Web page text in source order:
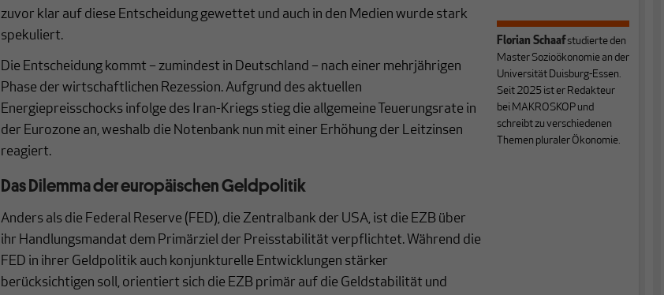
zuvor klar auf diese Entscheidung gewettet und auch in den Medien wurde stark
spekuliert.
Die Entscheidung kommt – zumindest in Deutschland – nach einer mehrjährigen
Phase der wirtschaftlichen Rezession. Aufgrund des aktuellen
Energiepreisschocks infolge des Iran-Kriegs stieg die allgemeine Teuerungsrate in
der Eurozone an, weshalb die Notenbank nun mit einer Erhöhung der Leitzinsen
reagiert.
Das Dilemma der europäischen Geldpolitik
Anders als die Federal Reserve (FED), die Zentralbank der USA, ist die EZB über
ihr Handlungsmandat dem Primärziel der Preisstabilität verpflichtet. Während die
FED in ihrer Geldpolitik auch konjunkturelle Entwicklungen stärker
berücksichtigen soll, orientiert sich die EZB primär auf die Geldstabilität und
Florian Schaafstudierte den
Master Sozioökonomie an der
Universität Duisburg-Essen.
Seit 2025 ist er Redakteur
bei MAKROSKOP und
schreibt zu verschiedenen
Themen pluraler Ökonomie.